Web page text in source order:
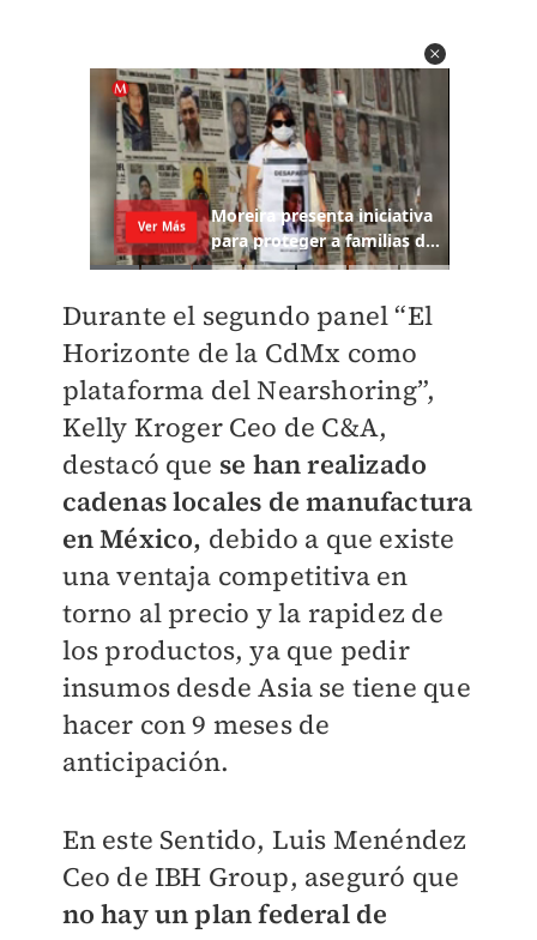
Durante el segundo panel “El
Horizonte de la CdMx como
plataforma del Nearshoring”,
Kelly Kroger Ceo de C&A,
destacó que se han realizado
cadenas locales de manufactura
en México, debido a que existe
una ventaja competitiva en
torno al precio y la rapidez de
los productos, ya que pedir
insumos desde Asia se tiene que
hacer con 9 meses de
anticipación.
En este Sentido, Luis Menéndez
Ceo de IBH Group, aseguró que
no hay un plan federal de